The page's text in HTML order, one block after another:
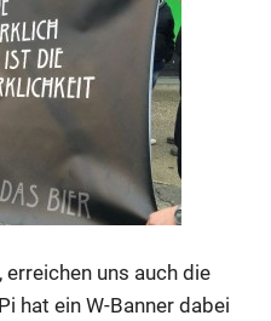
uns auch die
hat ein W-Banner dabei